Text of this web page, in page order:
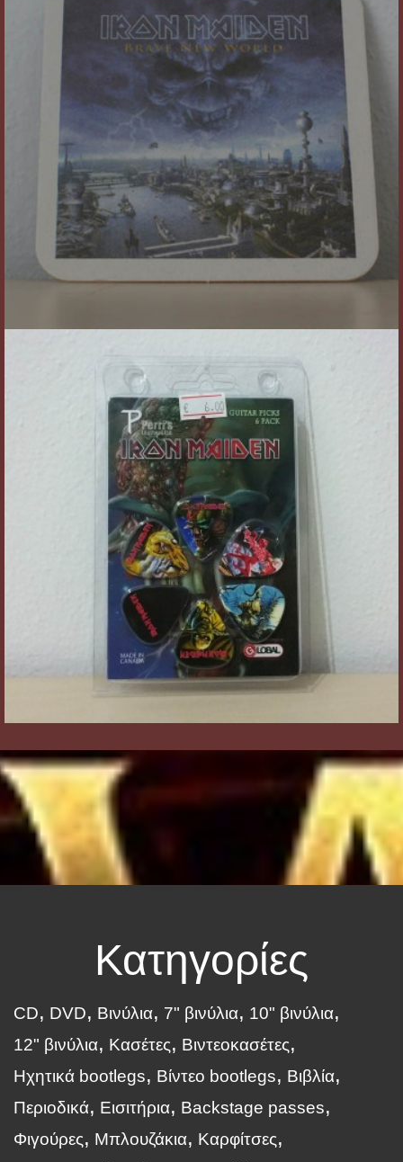
Κατηγορίες
CD DVD Βινύλια 7" βινύλια
10" βινύλια
12" βινύλια
Κασέτες
Βιντεοκασέτες
Ηχητικά bootlegs
Βίντεο bootlegs
Βιβλία
Περιοδικά
Εισιτήρια
Backstage passes
Φιγούρες
Μπλουζάκια
Καρφίτσες